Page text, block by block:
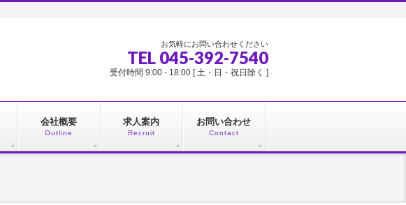
お気軽にお問い合わせください
TEL 045-392-7540
受付時間 9:00 - 18:00 [ 土・日・祝日除く ]
会社概要
Outline
求人案内
Recruit
お問い合わせ
Contact